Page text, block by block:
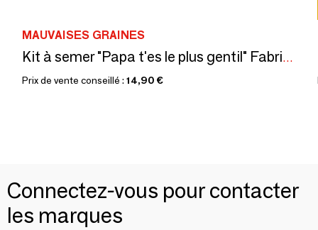
MAUVAISES GRAINES
Kit à semer "Papa t'es le plus gentil" Fabriqué en France
Prix de vente conseillé : 14,90 €
Connectez-vous pour contacter
les marques